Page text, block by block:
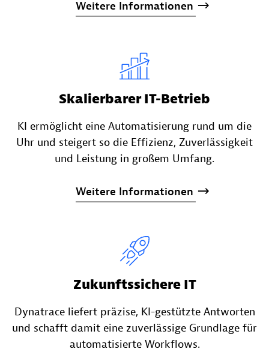
Weitere Informationen
Skalierbarer IT-Betrieb
KI ermöglicht eine Automatisierung rund um die
Uhr und steigert so die Effizienz, Zuverlässigkeit
und Leistung in großem Umfang.
Weitere Informationen
Zukunftssichere IT
Dynatrace liefert präzise, KI-gestützte Antworten
und schafft damit eine zuverlässige Grundlage für
automatisierte Workflows.